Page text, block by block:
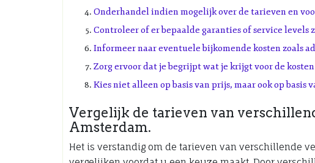
Onderhandel indien mogelijk over de tarieven en
Controleer of er bepaalde garanties of service levels
Informeer naar eventuele bijkomende kosten zoals
Zorg ervoor dat je begrijpt wat je krijgt voor de
Kies niet alleen op basis van prijs, maar ook op
Vergelijk de tarieven van
Amsterdam.
Het is verstandig om de tarieven van verschillende